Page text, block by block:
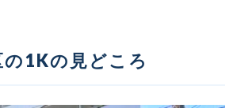
1Kの見どころ